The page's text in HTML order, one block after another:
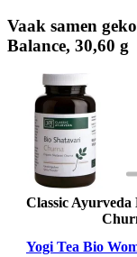
Vaak samen
Balance, 30,60 g
Classic Ayurveda
Yogi Tea Bio